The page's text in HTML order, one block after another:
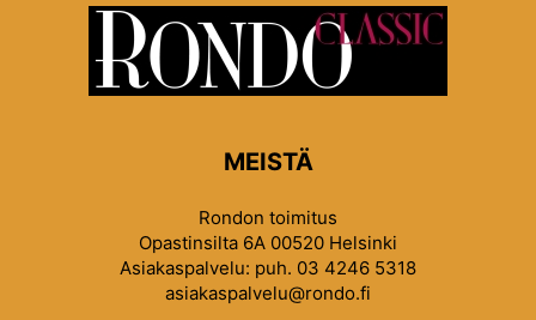
MEISTÄ
Rondon toimitus
Opastinsilta 6A 00520 Helsinki
Asiakaspalvelu: puh. 03 4246 5318
asiakaspalvelu@rondo.fi